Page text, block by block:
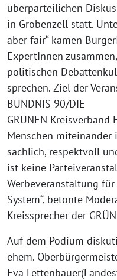
überparteilichen
in Gröbenzell statt.
aber fair“ kamen
ExpertInnen
politischen
sprechen. Ziel der
BÜNDNIS 90/DIE
GRÜNEN
Menschen miteinander
sachlich, respektvoll
ist keine
Werbeveranstaltung
System“, betonte
Kreissprecher der
Auf dem Podium
ehem.
Eva